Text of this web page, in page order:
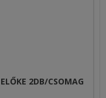
2DB/CSOMAG